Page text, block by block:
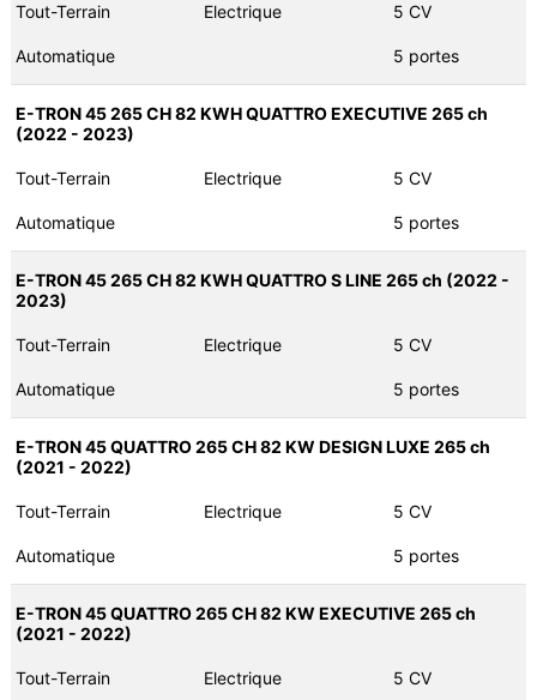
Tout-Terrain Electrique 5 CV
Automatique 5 portes
E-TRON 45 265 CH 82 KWH QUATTRO EXECUTIVE 265 ch
(2022 - 2023)
Tout-Terrain Electrique 5 CV
Automatique 5 portes
E-TRON 45 265 CH 82 KWH QUATTRO S LINE 265 ch (2022 -
2023)
Tout-Terrain Electrique 5 CV
Automatique 5 portes
E-TRON 45 QUATTRO 265 CH 82 KW DESIGN LUXE 265 ch
(2021 - 2022)
Tout-Terrain Electrique 5 CV
Automatique 5 portes
E-TRON 45 QUATTRO 265 CH 82 KW EXECUTIVE 265 ch
(2021 - 2022)
Tout-Terrain Electrique 5 CV